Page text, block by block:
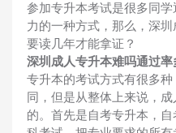
参加专升本考试是很多同
力的一种方式，那么，深
要读几年才能拿证？
深圳成人专升本难吗通过率
专升本的考试方式有很多
同，但是从整体上来说，
的。首先是自考专升本，